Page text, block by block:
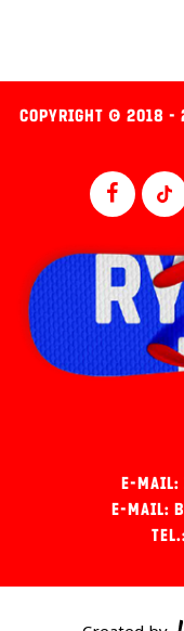
COPYRIGHT © 2018 -
E-MAIL:
E-MAIL: